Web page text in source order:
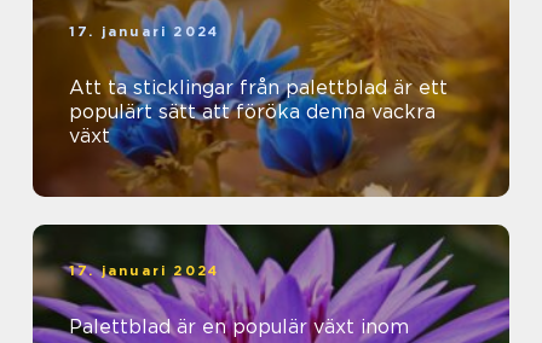
17. januari 2024
Att ta sticklingar från palettblad är ett
populärt sätt att föröka denna vackra
växt
17. januari 2024
Palettblad är en populär växt inom